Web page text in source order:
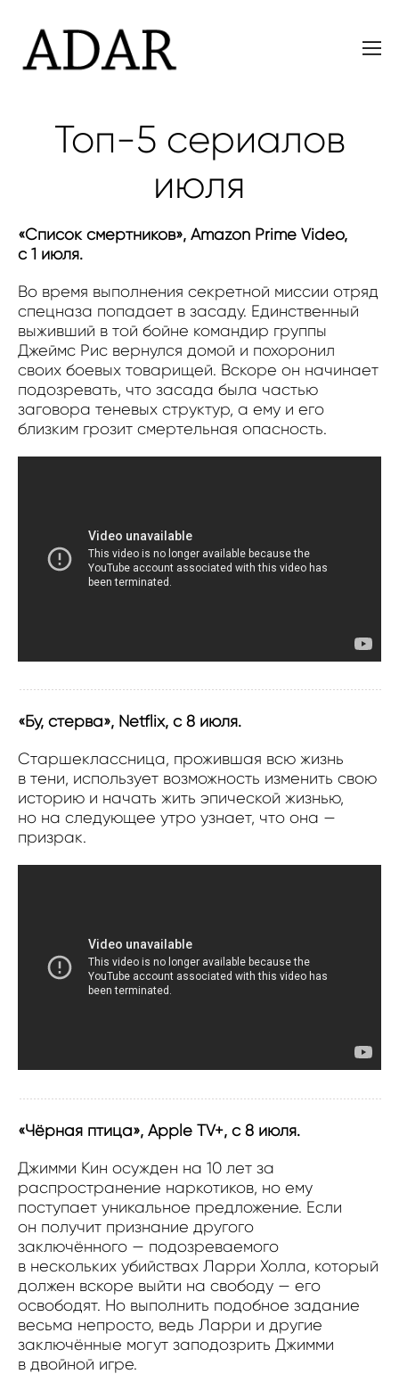
Топ-5 сериалов
июля
«Список смертников», Amazon Prime Video,
с 1 июля.
Во время выполнения секретной миссии отряд
спецназа попадает в засаду. Единственный
выживший в той бойне командир группы
Джеймс Рис вернулся домой и похоронил
своих боевых товарищей. Вскоре он начинает
подозревать, что засада была частью
заговора теневых структур, а ему и его
близким грозит смертельная опасность.
«Бу, стерва», Netflix, с 8 июля.
Старшеклассница, прожившая всю жизнь
в тени, использует возможность изменить свою
историю и начать жить эпической жизнью,
но на следующее утро узнает, что она —
призрак.
«Чёрная птица», Apple TV+, с 8 июля.
Джимми Кин осужден на 10 лет за
распространение наркотиков, но ему
поступает уникальное предложение. Если
он получит признание другого
заключённого — подозреваемого
в нескольких убийствах Ларри Холла, который
должен вскоре выйти на свободу — его
освободят. Но выполнить подобное задание
весьма непросто, ведь Ларри и другие
заключённые могут заподозрить Джимми
в двойной игре.